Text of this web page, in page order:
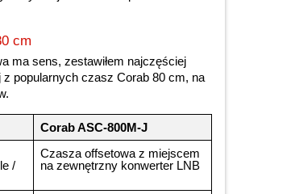
cm
ma sens, zestawiłem najczęściej
popularnych czasz Corab 80 cm, na
Corab ASC-800M-J
/
Czasza offsetowa z miejscem
na zewnętrzny konwerter LNB